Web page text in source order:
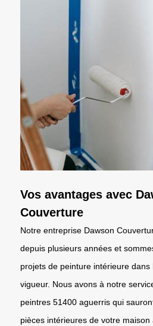
Vos avantages avec
Couverture
Notre entreprise Dawson
depuis plusieurs années et
projets de peinture intérieure
vigueur. Nous avons à notre
peintres 51400 aguerris qui
pièces intérieures de votre